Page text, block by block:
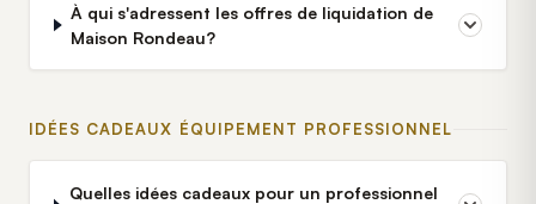
À qui s'adressent les offres de liquidation de
Maison Rondeau?
IDÉES CADEAUX ÉQUIPEMENT PROFESSIONNEL
Quelles idées cadeaux pour un professionnel